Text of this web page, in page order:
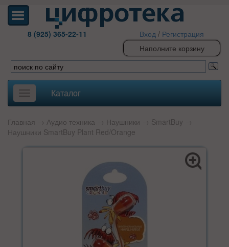
8 (925) 365-22-11 Вход / Регистрация
Наполните корзину
Toggle
navigation
Каталог
Главная → Аудио техника → Наушники → SmartBuy →
Наушники SmartBuy Plant Red/Orange